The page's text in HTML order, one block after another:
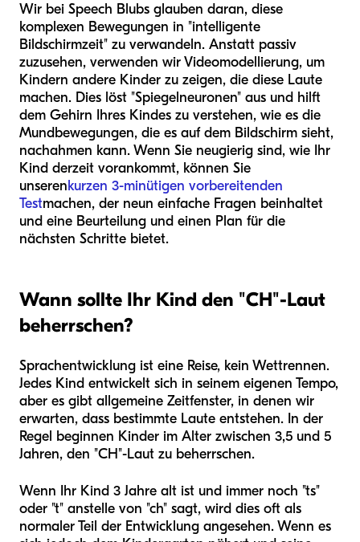
Wir bei Speech Blubs glauben daran, diese
komplexen Bewegungen in "intelligente
Bildschirmzeit" zu verwandeln. Anstatt passiv
zuzusehen, verwenden wir Videomodellierung, um
Kindern andere Kinder zu zeigen, die diese Laute
machen. Dies löst "Spiegelneuronen" aus und hilft
dem Gehirn Ihres Kindes zu verstehen, wie es die
Mundbewegungen, die es auf dem Bildschirm sieht,
nachahmen kann. Wenn Sie neugierig sind, wie Ihr
Kind derzeit vorankommt, können Sie
unserenkurzen 3-minütigen vorbereitenden
Testmachen, der neun einfache Fragen beinhaltet
und eine Beurteilung und einen Plan für die
nächsten Schritte bietet.
Wann sollte Ihr Kind den "CH"-Laut
beherrschen?
Sprachentwicklung ist eine Reise, kein Wettrennen.
Jedes Kind entwickelt sich in seinem eigenen Tempo,
aber es gibt allgemeine Zeitfenster, in denen wir
erwarten, dass bestimmte Laute entstehen. In der
Regel beginnen Kinder im Alter zwischen 3,5 und 5
Jahren, den "CH"-Laut zu beherrschen.
Wenn Ihr Kind 3 Jahre alt ist und immer noch "ts"
oder "t" anstelle von "ch" sagt, wird dies oft als
normaler Teil der Entwicklung angesehen. Wenn es